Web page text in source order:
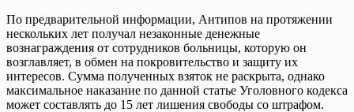
По предварительной информации, Антипов на протяжении
нескольких лет получал незаконные денежные
вознаграждения от сотрудников больницы, которую он
возглавляет, в обмен на покровительство и защиту их
интересов. Сумма полученных взяток не раскрыта, однако
максимальное наказание по данной статье Уголовного кодекса
может составлять до 15 лет лишения свободы со штрафом.